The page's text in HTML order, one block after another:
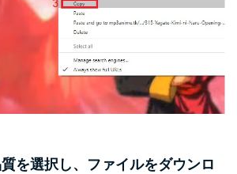
を選択し、ファイルをダウンロ